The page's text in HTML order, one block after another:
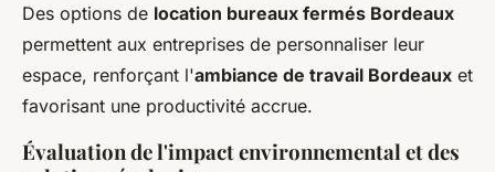
Des options de location bureaux fermés Bordeaux
permettent aux entreprises de personnaliser leur
espace, renforçant l'ambiance de travail Bordeaux et
favorisant une productivité accrue.
Évaluation de l'impact environnemental et des